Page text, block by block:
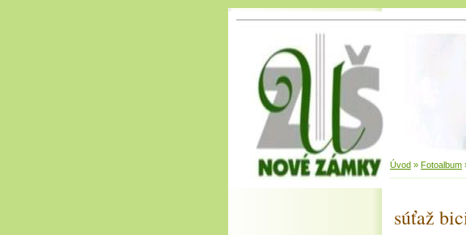
Úvod » Fotoalbum
súťaž